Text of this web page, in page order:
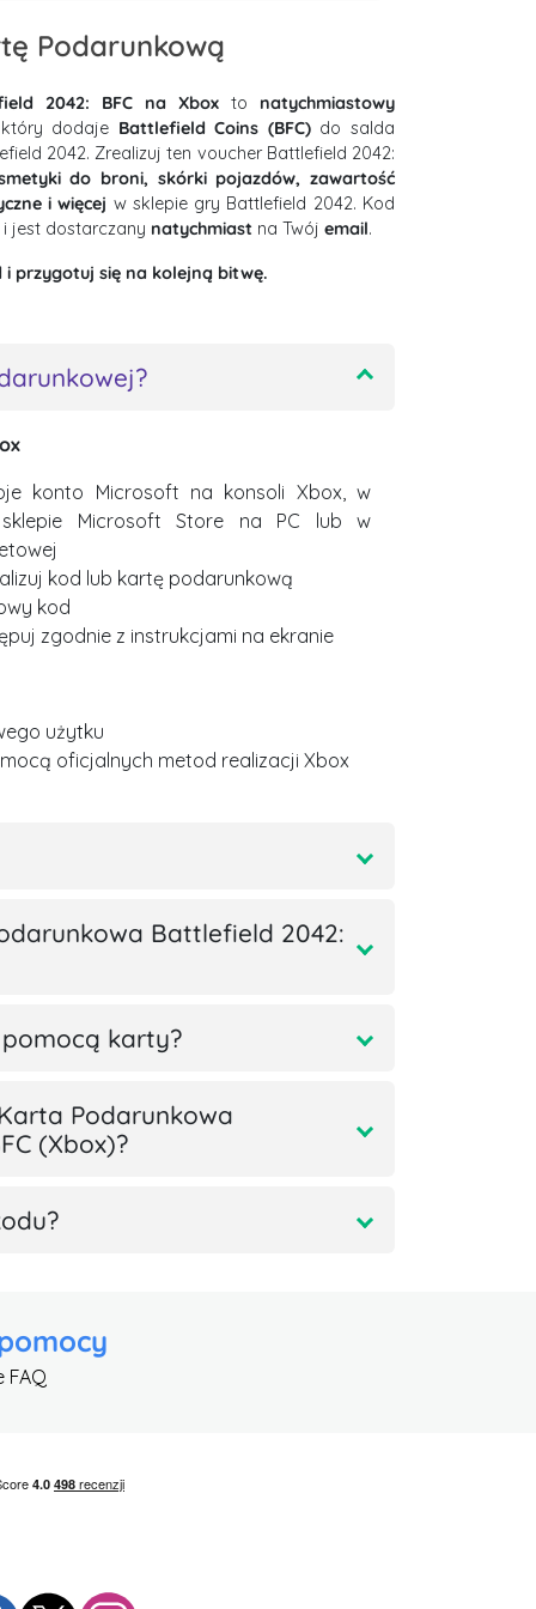
Podarunkową
2042: BFC na Xbox to natychmiastowy
dodaje Battlefield Coins (BFC)do salda
2042. Zrealizuj ten voucher Battlefield 2042:
do broni, skórki pojazdów, zawartość
i więcej w sklepie gry Battlefield 2042. Kod
i jest dostarczany natychmiast na Twój email.
i przygotuj się na kolejną bitwę.
konto Microsoft na konsoli Xbox, w
Microsoft Store na PC lub w
kod lub kartę podarunkową
kod
zgodnie z instrukcjami na ekranie
użytku
oficjalnych metod realizacji Xbox
Battlefield 2042:
karty?
Podarunkowa
(Xbox)?
FAQ